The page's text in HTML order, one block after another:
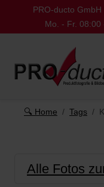
PRO-ducto
Mo. - Fr. 08:00
🔍 Home Tags
Alle Fotos